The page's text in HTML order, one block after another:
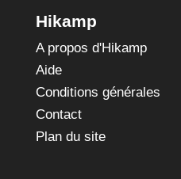
Hikamp
A propos d'Hikamp
Aide
Conditions générales
Contact
Plan du site